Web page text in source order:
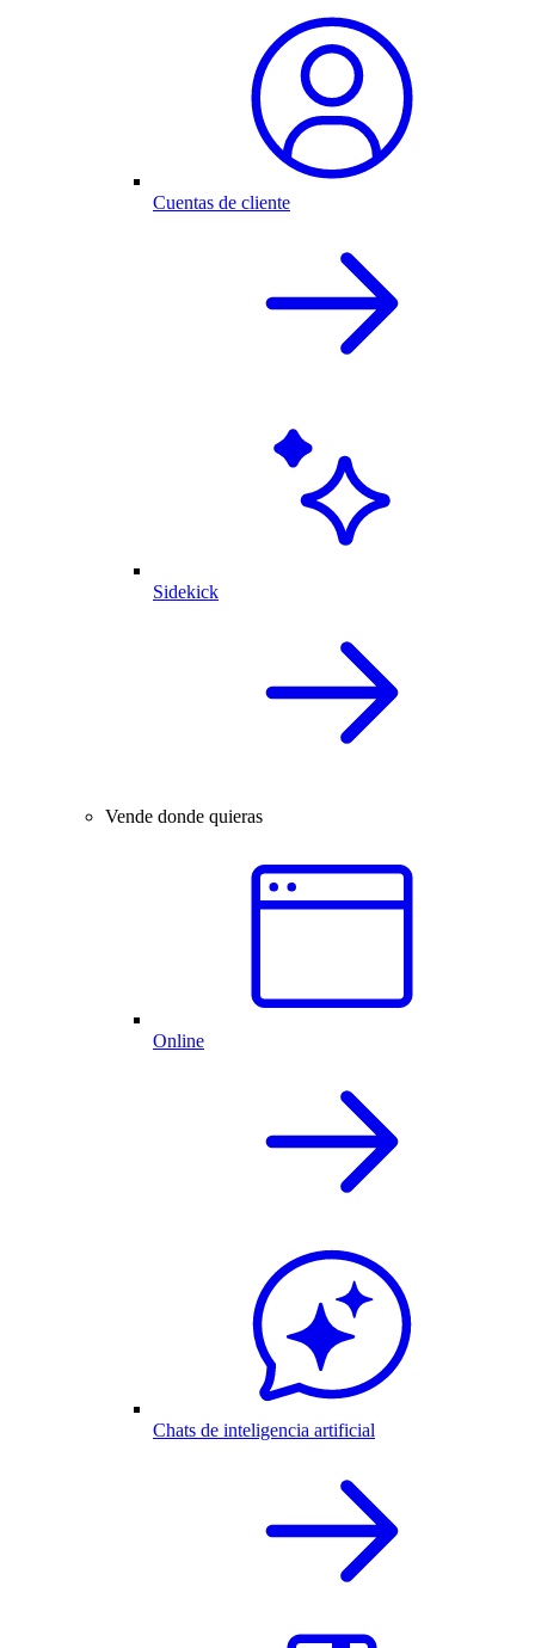
Cuentas de cliente
Sidekick
Vende donde quieras
Online
Chats de inteligencia artificial